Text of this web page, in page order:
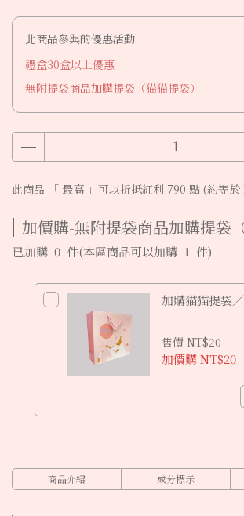
此商品參與的優惠活動
禮盒30盒以上優惠
無附提袋商品加購提袋（猫猫提袋）
此商品 「 最高 」可以折抵紅利 790 點 (約等於
加價購-無附提袋商品加購提袋
已加購 0 件(本區商品可以加購 1 件)
加購猫猫提袋
售價 NT$20
加價購NT$20
商品介紹 成分標示